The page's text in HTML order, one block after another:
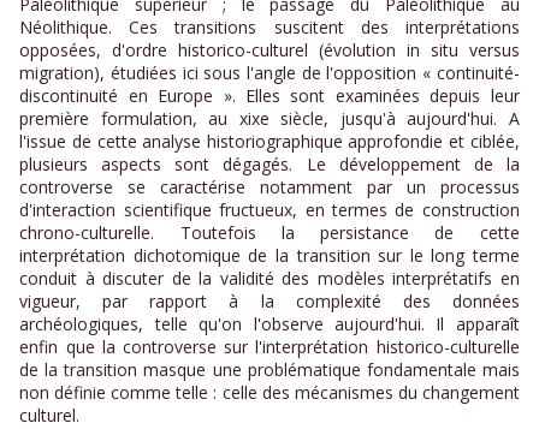
Paléolithique supérieur ; le passage du Paléolithique au
Néolithique. Ces transitions suscitent des interprétations
opposées, d'ordre historico-culturel (évolution in situ versus
migration), étudiées ici sous l'angle de l'opposition « continuité-
discontinuité en Europe ». Elles sont examinées depuis leur
première formulation, au xixe siècle, jusqu'à aujourd'hui. A
l'issue de cette analyse historiographique approfondie et ciblée,
plusieurs aspects sont dégagés. Le développement de la
controverse se caractérise notamment par un processus
d'interaction scientifique fructueux, en termes de construction
chrono-culturelle. Toutefois la persistance de cette
interprétation dichotomique de la transition sur le long terme
conduit à discuter de la validité des modèles interprétatifs en
vigueur, par rapport à la complexité des données
archéologiques, telle qu'on l'observe aujourd'hui. Il apparaît
enfin que la controverse sur l'interprétation historico-culturelle
de la transition masque une problématique fondamentale mais
non définie comme telle : celle des mécanismes du changement
culturel.